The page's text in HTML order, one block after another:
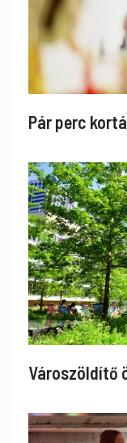
Pár perc
Városzöldítő